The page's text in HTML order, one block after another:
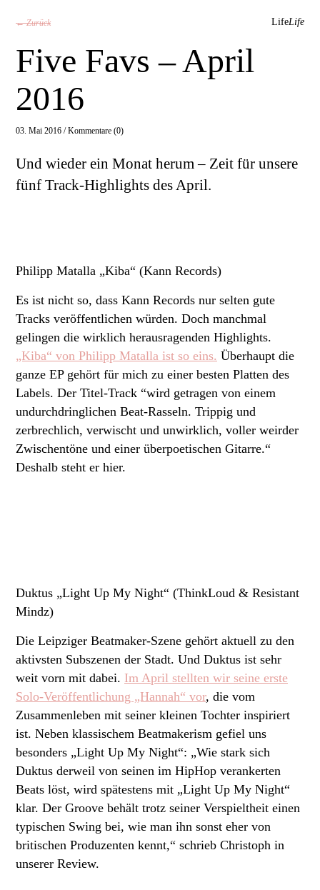
← Zurück LifeLife
Five Favs – April
2016
03. Mai 2016 /Kommentare (0)
Und wieder ein Monat herum – Zeit für unsere
fünf Track-Highlights des April.
Philipp Matalla „Kiba“ (Kann Records)
Es ist nicht so, dass Kann Records nur selten gute
Tracks veröffentlichen würden. Doch manchmal
gelingen die wirklich herausragenden Highlights.
„Kiba“ von Philipp Matalla ist so eins. Überhaupt die
ganze EP gehört für mich zu einer besten Platten des
Labels. Der Titel-Track “wird getragen von einem
undurchdringlichen Beat-Rasseln. Trippig und
zerbrechlich, verwischt und unwirklich, voller weirder
Zwischentöne und einer überpoetischen Gitarre.“
Deshalb steht er hier.
Duktus „Light Up My Night“ (ThinkLoud & Resistant
Mindz)
Die Leipziger Beatmaker-Szene gehört aktuell zu den
aktivsten Subszenen der Stadt. Und Duktus ist sehr
weit vorn mit dabei. Im April stellten wir seine erste
Solo-Veröffentlichung „Hannah“ vor, die vom
Zusammenleben mit seiner kleinen Tochter inspiriert
ist. Neben klassischem Beatmakerism gefiel uns
besonders „Light Up My Night“: „Wie stark sich
Duktus derweil von seinen im HipHop verankerten
Beats löst, wird spätestens mit „Light Up My Night“
klar. Der Groove behält trotz seiner Verspieltheit einen
typischen Swing bei, wie man ihn sonst eher von
britischen Produzenten kennt,“ schrieb Christoph in
unserer Review.